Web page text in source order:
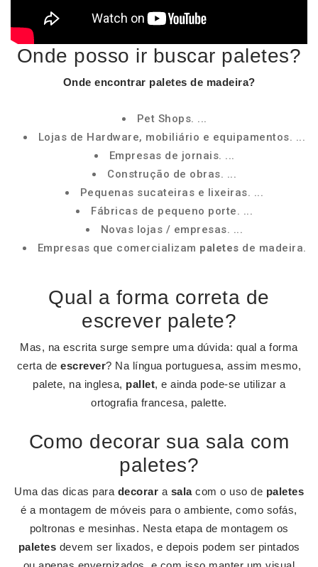
Onde posso ir buscar paletes?
Onde encontrar paletes de madeira?
Pet Shops. ...
Lojas de Hardware, mobiliário e equipamentos. ...
Empresas de jornais. ...
Construção de obras. ...
Pequenas sucateiras e lixeiras. ...
Fábricas de pequeno porte. ...
Novas lojas / empresas. ...
Empresas que comercializam paletes de madeira.
Qual a forma correta de
escrever palete?
Mas, na escrita surge sempre uma dúvida: qual a forma
certa deescrever? Na língua portuguesa, assim mesmo,
palete, na inglesa, pallet, e ainda pode-se utilizar a
ortografia francesa, palette.
Como decorar sua sala com
paletes?
Uma das dicas para decorar a salacom o uso de paletes
é a montagem de móveis para o ambiente, como sofás,
poltronas e mesinhas. Nesta etapa de montagem os
paletes devem ser lixados, e depois podem ser pintados